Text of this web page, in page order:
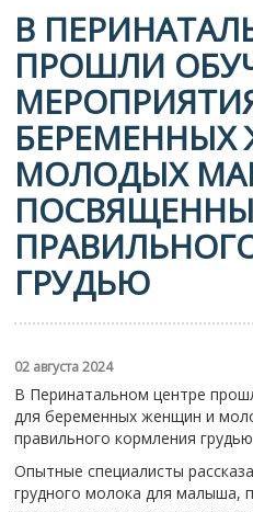
В
ПРОШЛИ
МОЛОДЫХ
ГРУДЬЮ
02 августа 2024
В Перинатальном центре
для беременных женщин и
правильного кормления
Опытные специалисты
грудного молока для малыша,